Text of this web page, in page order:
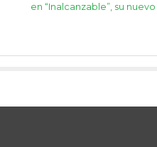
en “Inalcanzable”, su